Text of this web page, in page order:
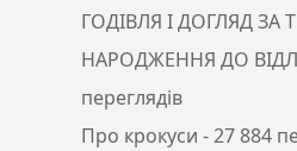
ГОДІВЛЯ І ДОГЛЯД ЗА
НАРОДЖЕННЯ ДО
переглядів
Про крокуси - 27 884